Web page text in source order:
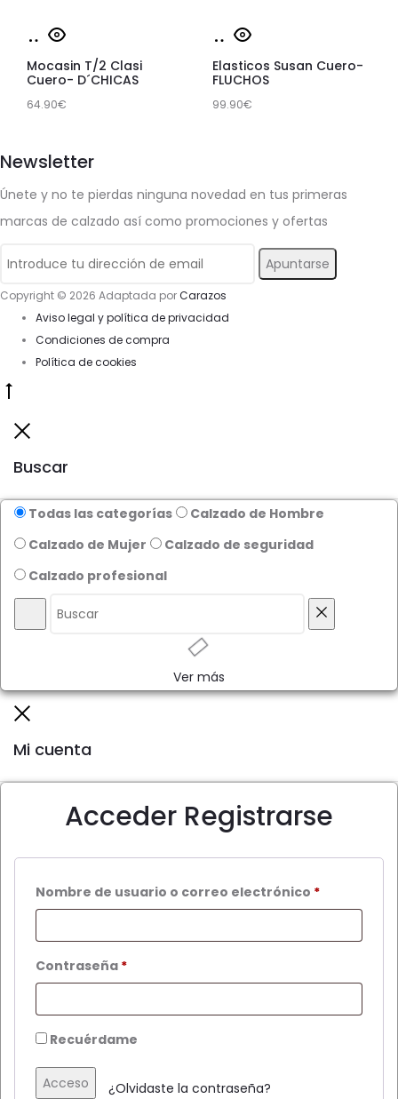
se
elegir
en
página
producto
se
elegir
en
de
producto
Seleccionar
opciones
Este
tiene
múltiples
Las
opciones
se
elegir
en
la
página
Mocasin T/2 Clasi
Cuero- D´CHICAS
64.90€
Seleccionar
opciones
Este
tiene
múltiples
opciones
se
elegir
Elasticos Susan Cuero-
FLUCHOS
99.90€
Newsletter
Únete y no te pierdas ninguna novedad en tus primeras
marcas de calzado así como promociones y ofertas
Copyright © 2026 Adaptada porCarazos
Aviso legal y política de privacidad
Condiciones de compra
Política de cookies
to
Buscar
Todas las categorías
Calzado de Hombre
Calzado de Mujer
Calzado de seguridad
Calzado profesional
Ver más
Mi cuenta
Acceder Registrarse
Nombre de usuario o correo electrónico *Obligatorio
Contraseña *Obligatorio
Recuérdame
Acceso ¿Olvidaste la contraseña?